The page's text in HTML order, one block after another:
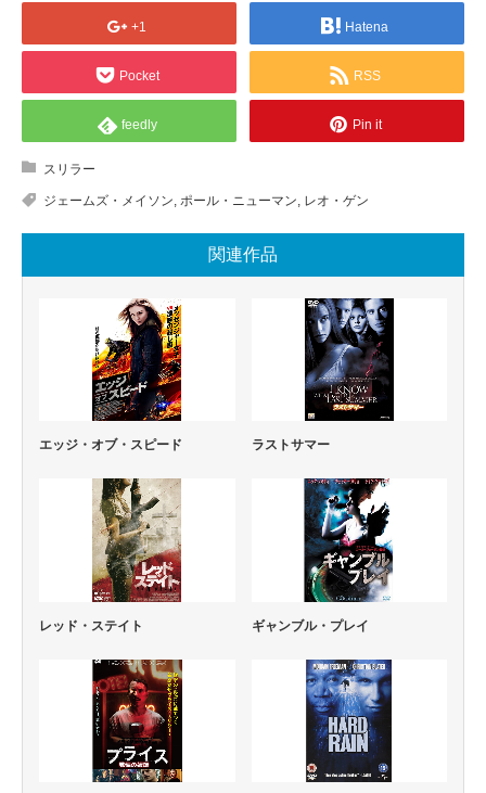
+1 Hatena
Pocket RSS
feedly Pin it
スリラー
ジェームズ・メイソン, ポール・ニューマン, レオ・ゲン
関連作品
エッジ・オブ・スピード ラストサマー
レッド・ステイト ギャンブル・プレイ